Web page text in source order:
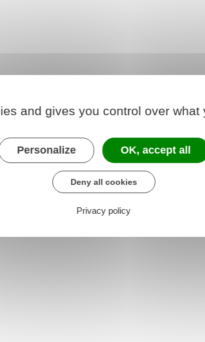
and gives you control over what
Personalize OK, accept all
Deny all cookies
Privacy policy